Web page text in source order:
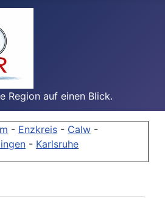
Region auf einen Blick.
- Enzkreis - Calw -
- Karlsruhe